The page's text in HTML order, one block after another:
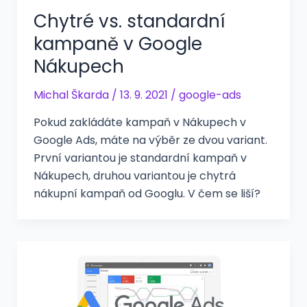
Chytré vs. standardní
kampaně v Google
Nákupech
Michal Škarda / 13. 9. 2021 / google-ads
Pokud zakládáte kampaň v Nákupech v
Google Ads, máte na výběr ze dvou variant.
První variantou je standardní kampaň v
Nákupech, druhou variantou je chytrá
nákupní kampaň od Googlu. V čem se liší?